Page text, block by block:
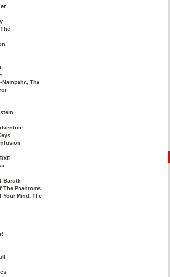
Nampahc, The
Baruth
The Phantoms
Your Mind, The